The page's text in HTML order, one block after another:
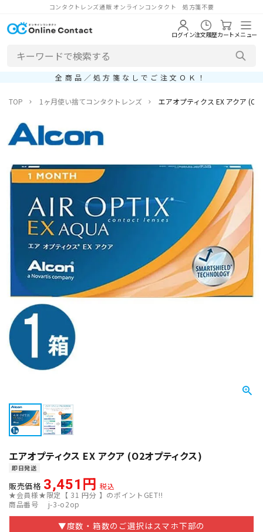
コンタクトレンズ通販 オンラインコンタクト 処方箋不要
ログイン注文履歴カートメニュー
全商品／処方箋なしでご注文ＯＫ！
TOP 1ヶ月使い捨てコンタクトレンズ エアオプティクス EX アクア
エアオプティクス EX アクア (O2オプティクス)
即日発送
販売価格 3,451
税込
★会員様★限定【 31 円分 】のポイントGET!!
商品番号
j-3-o2op
▼度数・箱数のご選択はスマホ下部の